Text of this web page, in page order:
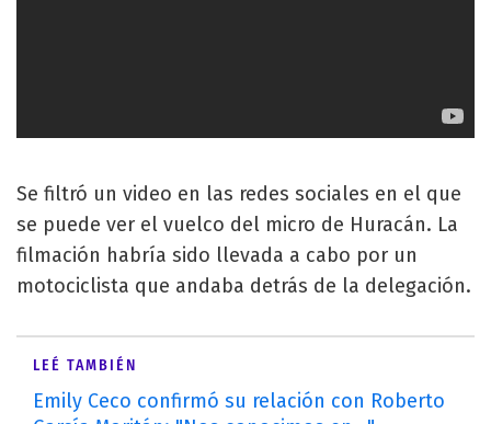
Se filtró un video en las redes sociales en el que
se puede ver el vuelco del micro de Huracán. La
filmación habría sido llevada a cabo por un
motociclista que andaba detrás de la delegación.
LEÉ TAMBIÉN
Emily Ceco confirmó su relación con Roberto